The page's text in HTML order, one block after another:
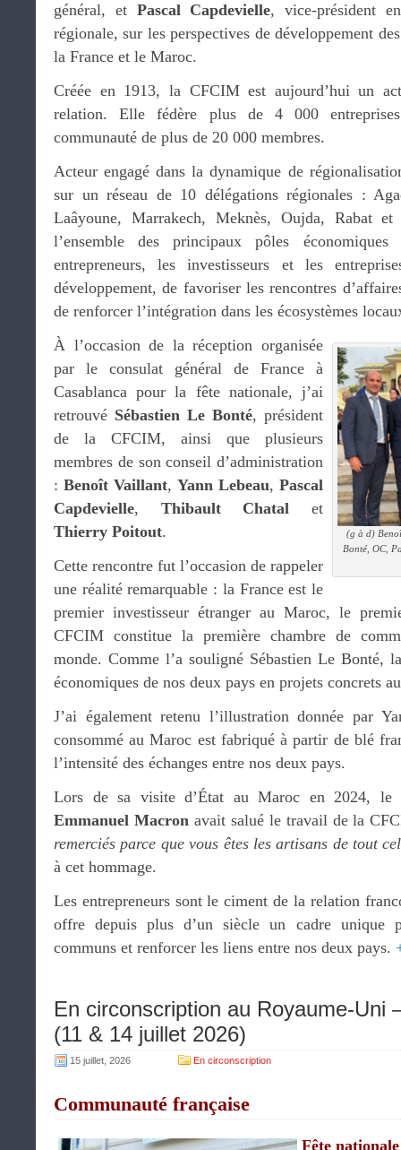
général, et Pascal Capdevielle, vice-président
régionale, sur les perspectives de développement
la France et le Maroc.
Créée en 1913, la CFCIM est aujourd’hui un
relation. Elle fédère plus de 4 000
communauté de plus de 20 000 membres.
Acteur engagé dans la dynamique de
sur un réseau de 10 délégations régionales :
Laâyoune, Marrakech, Meknès, Oujda, Rabat et
l’ensemble des principaux pôles économiques
entrepreneurs, les investisseurs et les
développement, de favoriser les rencontres
de renforcer l’intégration dans les écosystèmes
(g à d)
Bonté, OC,
À l’occasion de la réception organisée
par le consulat général de France à
Casablanca pour la fête nationale, j’ai
retrouvé Sébastien Le Bonté, président
de la CFCIM, ainsi que plusieurs
membres de son conseil d’administration
: Benoît Vaillant, Yann Lebeau, Pascal
Capdevielle, Thibault Chatal et
Thierry Poitout.
Cette rencontre fut l’occasion de rappeler
une réalité remarquable : la France est le
premier investisseur étranger au Maroc, le
CFCIM constitue la première chambre de
monde. Comme l’a souligné Sébastien Le Bonté,
économiques de nos deux pays en projets concrets
J’ai également retenu l’illustration donnée par
consommé au Maroc est fabriqué à partir de blé
l’intensité des échanges entre nos deux pays.
Lors de sa visite d’État au Maroc en 2024, le
Emmanuel Macronavait salué le travail de la
remerciés parce que vous êtes les artisans de tout
à cet hommage.
Les entrepreneurs sont le ciment de la relation
offre depuis plus d’un siècle un cadre unique
communs et renforcer les liens entre nos deux pays.
En circonscription au Royaume-Uni
(11 & 14 juillet 2026)
15 juillet, 2026 En circonscription
Communauté française
Fête